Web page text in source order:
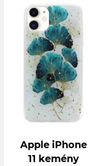
Apple iPhone
11 kemény